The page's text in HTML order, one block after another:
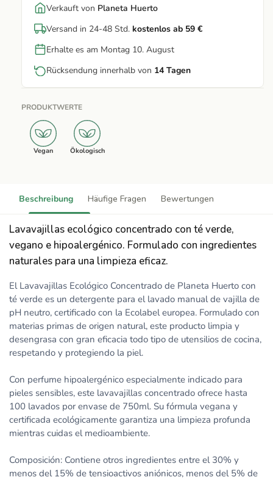
Verkauft von Planeta Huerto
Versand in 24-48 Std. kostenlos ab 59 €
Erhalte es am Montag 10. August
Rücksendung innerhalb von 14 Tagen
PRODUKTWERTE
Vegan Ökologisch
Beschreibung Häufige Fragen Bewertungen
Lavavajillas ecológico concentrado con té verde,
vegano e hipoalergénico. Formulado con ingredientes
naturales para una limpieza eficaz.
El Lavavajillas Ecológico Concentrado de Planeta Huerto con
té verde es un detergente para el lavado manual de vajilla de
pH neutro, certificado con la Ecolabel europea. Formulado con
materias primas de origen natural, este producto limpia y
desengrasa con gran eficacia todo tipo de utensilios de cocina,
respetando y protegiendo la piel.
Con perfume hipoalergénico especialmente indicado para
pieles sensibles, este lavavajillas concentrado ofrece hasta
100 lavados por envase de 750ml. Su fórmula vegana y
certificada ecológicamente garantiza una limpieza profunda
mientras cuidas el medioambiente.
Composición: Contiene otros ingredientes entre el 30% y
menos del 15% de tensioactivos aniónicos, menos del 5% de